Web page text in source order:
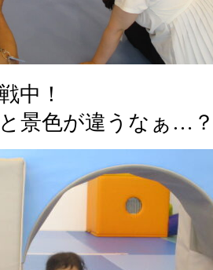
中！
景色が違うなぁ…